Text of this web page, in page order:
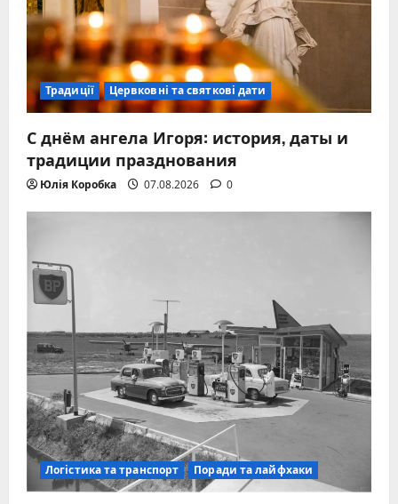
Традиції Цервковні та святкові дати
С днём ангела Игоря: история, даты и
традиции празднования
Юлія Коробка 07.08.2026 0
Логістика та транспорт Поради та лайфхаки